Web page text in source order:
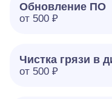
Обновление ПО
от 500 ₽
Чистка грязи в
от 500 ₽